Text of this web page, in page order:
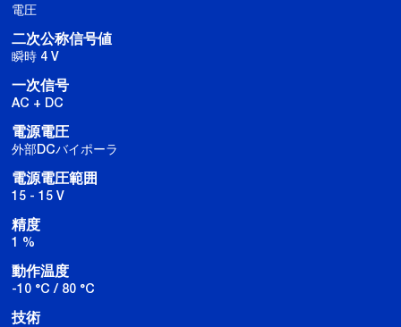
電圧
二次公称信号値
瞬時 4 V
一次信号
AC + DC
電源電圧
外部DCバイポーラ
電源電圧範囲
15 - 15 V
精度
1 %
動作温度
-10 °C / 80 °C
技術